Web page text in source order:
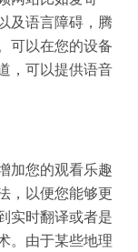
及语言障碍，腾
可以在您的设备
，可以提供语音
加您的观看乐趣
，以便您能够更
实时翻译或者是
。由于某些地理